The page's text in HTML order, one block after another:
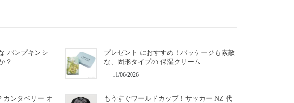
パンプキンシ
？
プレゼント におすすめ！パッケージも素敵
な、固形タイプの 保湿クリーム
11/06/2026
カンタベリー オ もうすぐワールドカップ！サッカー NZ 代